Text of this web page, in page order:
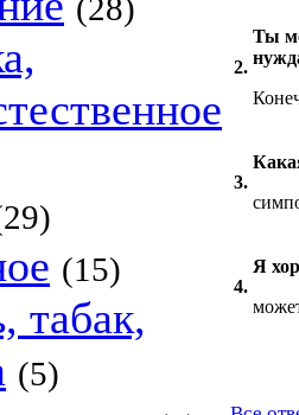
(28)
(15)
табак,
(5)
2.
Ты
3.
4.
Я